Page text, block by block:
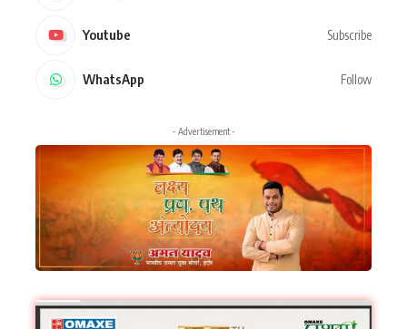
Youtube Subscribe
WhatsApp Follow
- Advertisement -